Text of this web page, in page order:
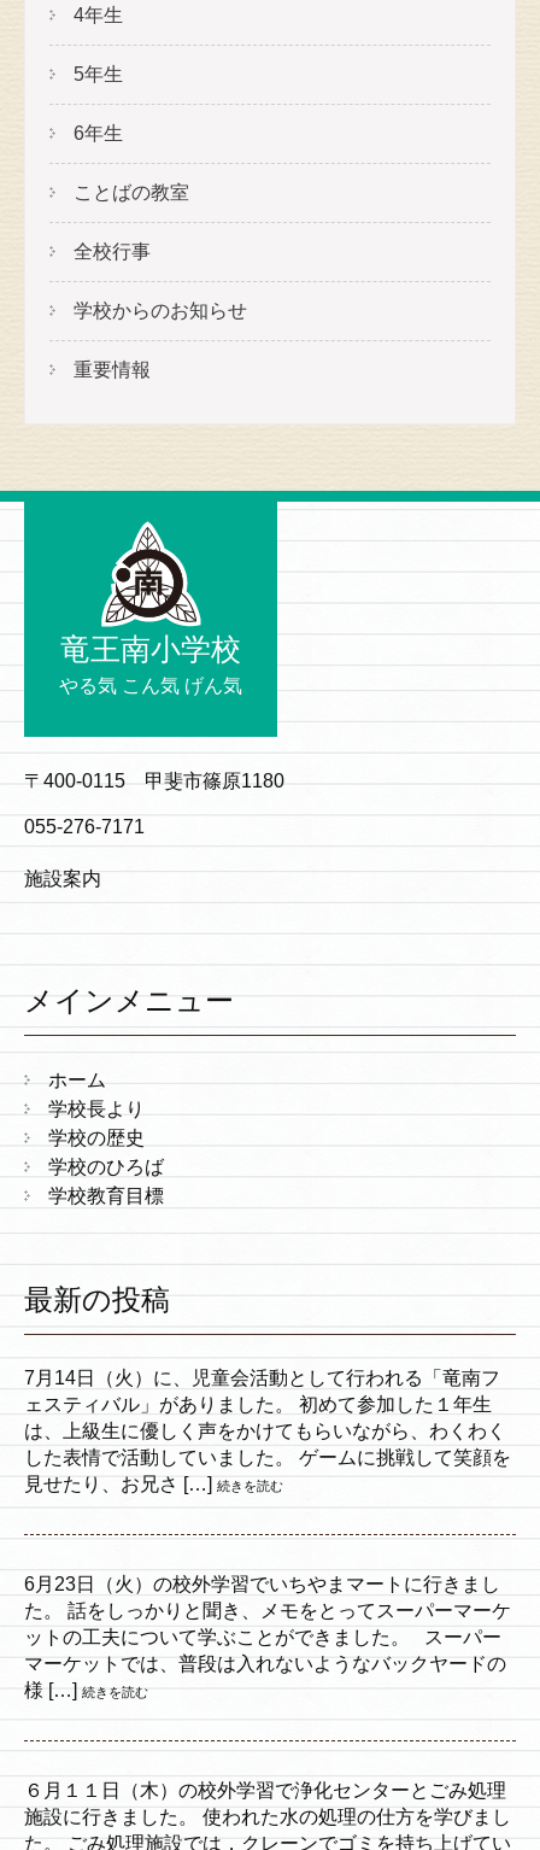
4年生
5年生
6年生
ことばの教室
全校行事
学校からのお知らせ
重要情報
竜王南小学校
やる気 こん気 げん気
〒400-0115 甲斐市篠原1180
055-276-7171
施設案内
メインメニュー
ホーム
学校長より
学校の歴史
学校のひろば
学校教育目標
最新の投稿
7月14日（火）に、児童会活動として行われる「竜南フ
ェスティバル」がありました。 初めて参加した１年生
は、上級生に優しく声をかけてもらいながら、わくわく
した表情で活動していました。 ゲームに挑戦して笑顔を
見せたり、お兄さ […] 続きを読む
6月23日（火）の校外学習でいちやまマートに行きまし
た。 話をしっかりと聞き、メモをとってスーパーマーケ
ットの工夫について学ぶことができました。 スーパー
マーケットでは、普段は入れないようなバックヤードの
様 […] 続きを読む
６月１１日（木）の校外学習で浄化センターとごみ処理
施設に行きました。 使われた水の処理の仕方を学びまし
た。 ごみ処理施設では，クレーンでゴミを持ち上げてい